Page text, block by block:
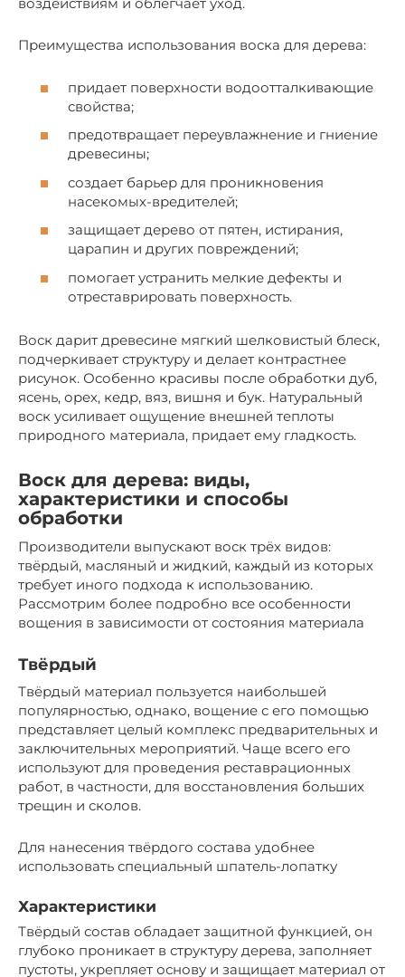
Преимущества использования воска для дерева:
придает поверхности водоотталкивающие
свойства;
предотвращает переувлажнение и гниение
древесины;
создает барьер для проникновения
насекомых-вредителей;
защищает дерево от пятен, истирания,
царапин и других повреждений;
помогает устранить мелкие дефекты и
отреставрировать поверхность.
Воск дарит древесине мягкий шелковистый блеск,
подчеркивает структуру и делает контрастнее
рисунок. Особенно красивы после обработки дуб,
ясень, орех, кедр, вяз, вишня и бук. Натуральный
воск усиливает ощущение внешней теплоты
природного материала, придает ему гладкость.
Воск для дерева: виды,
характеристики и способы
обработки
Производители выпускают воск трёх видов:
твёрдый, масляный и жидкий, каждый из которых
требует иного подхода к использованию.
Рассмотрим более подробно все особенности
вощения в зависимости от состояния материала
Твёрдый
Твёрдый материал пользуется наибольшей
популярностью, однако, вощение с его помощью
представляет целый комплекс предварительных и
заключительных мероприятий. Чаще всего его
используют для проведения реставрационных
работ, в частности, для восстановления больших
трещин и сколов.
Для нанесения твёрдого состава удобнее
использовать специальный шпатель-лопатку
Характеристики
Твёрдый состав обладает защитной функцией, он
глубоко проникает в структуру дерева, заполняет
пустоты, укрепляет основу и защищает материал от